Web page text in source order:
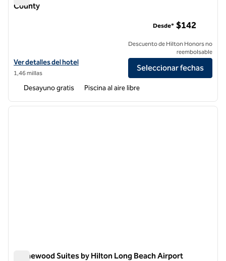
County
Ver detalles del hotel Homewood Suites by Hilton Cypress Orange
Ver detalles del hotel
1,46 millas
Desde* $142
Descuento de Hilton Honors no
reembolsable
Seleccionar fechas
Desayuno gratis Piscina al aire libre
1 de 12
Homewood Suites by Hilton Long Beach Airport